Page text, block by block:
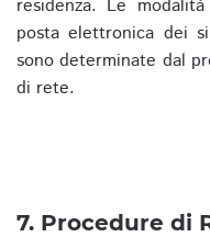
residenza. Le
posta elettronica dei
sono determinate dal
di rete.
7. Procedure di